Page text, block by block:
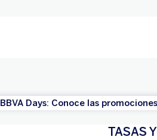
BBVA Days: Conoce las
TASAS